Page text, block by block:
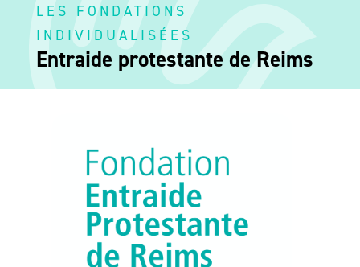
LES FONDATIONS
INDIVIDUALISÉES
Entraide protestante de Reims